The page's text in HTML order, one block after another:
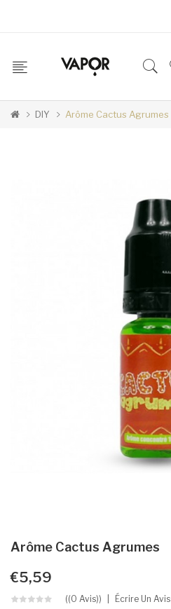
DIY Arôme Cactus Agrumes
Arôme Cactus Agrumes
€5,59
((0 Avis)) Écrire Un Avis